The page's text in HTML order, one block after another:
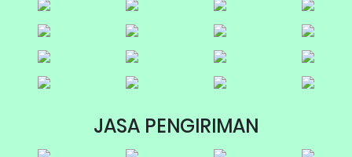
JASA PENGIRIMAN